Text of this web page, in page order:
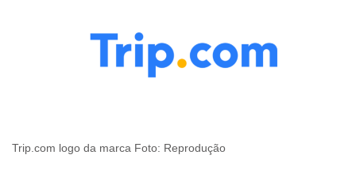
Trip.com logo da marca Foto: Reprodução